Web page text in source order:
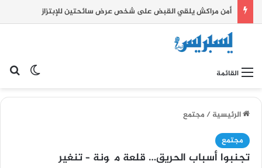
أمن مراكش يلقي القبض على شخص عرض سائحتين للإبتزاز
القائمة
الرئيسية/مجتمع
مجتمع
تجنبوا أسباب الحريق… قلعة مگونة – تنغير